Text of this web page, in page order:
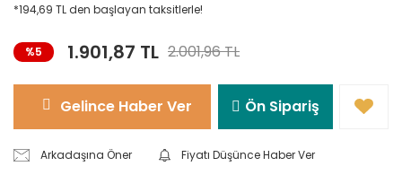
*194,69 TL den başlayan taksitlerle!
%5 1.901,87 TL 2.001,96 TL
Gelince Haber Ver Ön Sipariş
Arkadaşına Öner
Fiyatı Düşünce Haber Ver